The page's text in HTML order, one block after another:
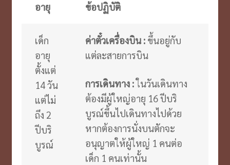
อายุ ข้อปฏิบัติ
เด็ก
อายุ
ตั้งแต่
14 วัน
แต่ไม่
ถึง 2
ปีบริ
บูรณ์
ค่าตั๋วเครื่องบิน :ขึ้นอยู่กับ
แต่ละสายการบิน
การเดินทาง :ในวันเดินทาง
ต้องมีผู้ใหญ่อายุ 16 ปีบริ
บูรณ์ขึ้นไปเดินทางไปด้วย
หากต้องการนั่งบนตักจะ
อนุญาตให้ผู้ใหญ่ 1 คนต่อ
เด็ก 1 คนเท่านั้น